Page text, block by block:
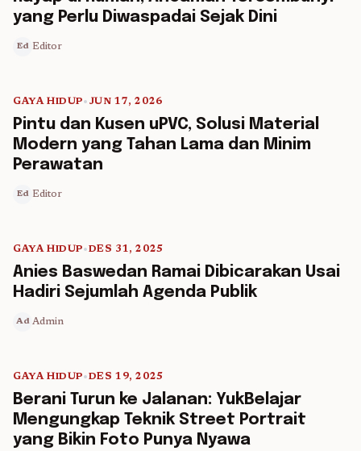
yang Perlu Diwaspadai Sejak Dini
Ed Editor
5 min read
GAYA HIDUP• JUN 17, 2026
Pintu dan Kusen uPVC, Solusi Material
Modern yang Tahan Lama dan Minim
Perawatan
Ed Editor
5 min read
GAYA HIDUP•DES 31, 2025
Anies Baswedan Ramai Dibicarakan Usai
Hadiri Sejumlah Agenda Publik
Ad Admin
5 min read
GAYA HIDUP•DES 19, 2025
Berani Turun ke Jalanan: YukBelajar
Mengungkap Teknik Street Portrait
yang Bikin Foto Punya Nyawa